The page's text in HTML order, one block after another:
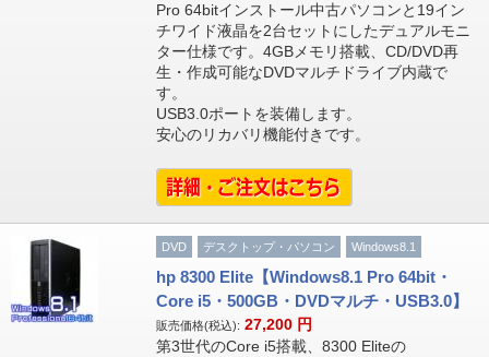
Pro 64bitインストール中古パソコンと19イン
チワイド液晶を2台セットにしたデュアルモニ
ター仕様です。4GBメモリ搭載、CD/DVD再
生・作成可能なDVDマルチドライブ内蔵で
す。
USB3.0ポートを装備します。
安心のリカバリ機能付きです。
DVD デスクトップ・パソコン Windows8.1
hp 8300 Elite【Windows8.1 Pro 64bit・
Core i5・500GB・DVDマルチ・USB3.0】
販売価格(税込): 27,200 円
第3世代のCore i5搭載、8300 Eliteの